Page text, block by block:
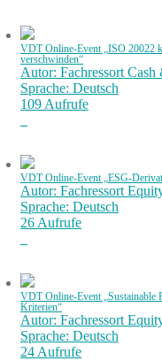
VDT Online-Event „ISO 20022
verschwinden“
Autor: Fachressort
Sprache: Deutsch
109 Aufrufe
VDT Online-Event „ESG-
Autor: Fachressort
Sprache: Deutsch
26 Aufrufe
VDT Online-Event „Sustainable
Kriterien“
Autor: Fachressort
Sprache: Deutsch
24 Aufrufe